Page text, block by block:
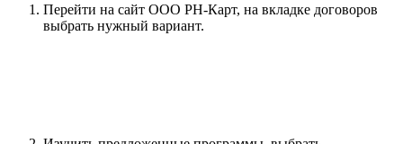
Перейти на сайт ООО РН-Карт, на вкладке договоров
выбрать нужный вариант.